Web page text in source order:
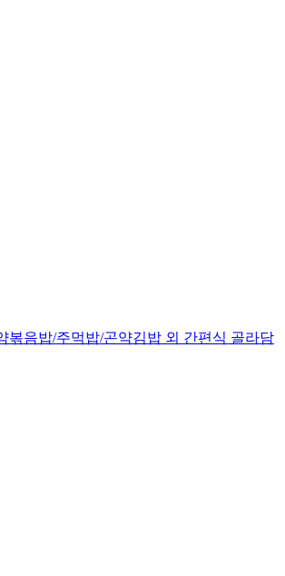
볶음밥/주먹밥/곤약김밥 외 간편식 골라담